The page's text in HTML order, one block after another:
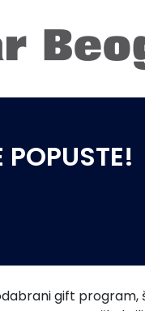
gift program,